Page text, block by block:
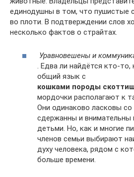
единодушны в том, что пушистые
во плоти. В подтверждении слов
несколько фактов о страйтах.
Уравновешены и
. Едва ли найдётся кто-
общий язык с
кошками породы
мордочки располагают к
Они одинаково ласковы
сдержанны и внимательны
детьми. Но, как и многие
членов семьи выбирают
духу человека, рядом с
больше времени.